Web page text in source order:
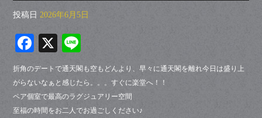
投稿日 2026年6月5日
Fa
ce
bo
ok
X
ne
折角のデートで通天閣も空もどんより、早々に通天閣を離れ今日は盛り上
がらないなぁと感じたら。。。すぐに楽堂へ！！
ペア個室で最高のラグジュアリー空間
至福の時間をお二人でお過ごしください♪